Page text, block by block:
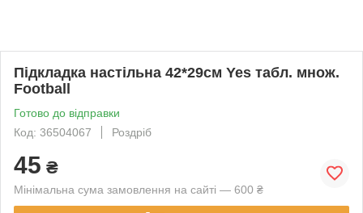
Підкладка настільна 42*29см Yes табл. множ.
Football
Готово до відправки
Код: 36504067
Роздріб
45 ₴
Мінімальна сума замовлення на сайті — 600 ₴